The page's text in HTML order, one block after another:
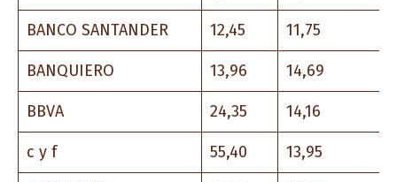
BANCO SANTANDER 12,45 11,75
BANQUIERO 13,96 14,69
BBVA 24,35 14,16
c y f 55,40 13,95